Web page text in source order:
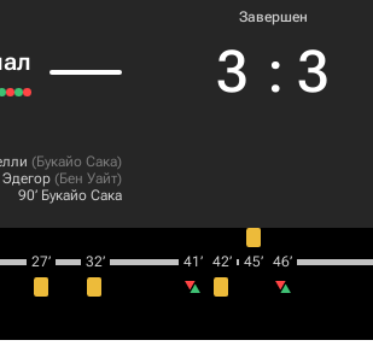
Завершен
3 : 3
(Букайо Сака)
(Бен Уайт)
90‎’‎ Букайо Сака
27‎’‎ 32‎’‎ 41‎’‎ 42‎’‎ 45‎’‎ 46‎’‎